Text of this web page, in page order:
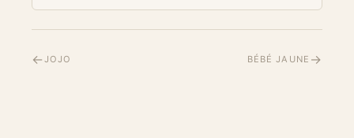
←JOJO BÉBÉ JAUNE →